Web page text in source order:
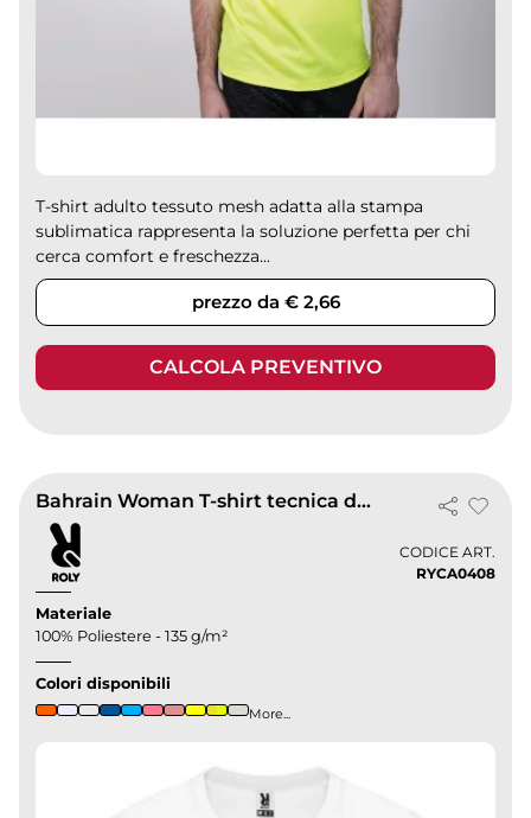
T-shirt adulto tessuto mesh adatta alla stampa
sublimatica rappresenta la soluzione perfetta per chi
cerca comfort e freschezza...
prezzo da € 2,66
CALCOLA PREVENTIVO
Bahrain Woman T-shirt tecnica donna
CODICE ART.
RYCA0408
Materiale
100% Poliestere - 135 g/m²
Colori disponibili
More...